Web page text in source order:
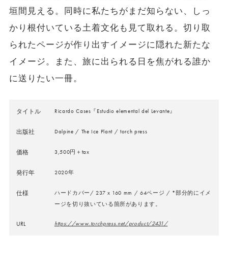
垣間見える。同時に私たちがまだ知らない、しっ
かり根付いている土着文化も見て取れる。切り取
られたページが作り出すイメージに隠れた新たな
イメージ。また、旅に出られる日を焦がれる誰か
に送りたい一冊。
タイトル Ricardo Cases『Estudio elemental del Levante』
出版社 Dalpine / The Ice Plant / torch press
価格 3,500円＋tax
発行年 2020年
仕様
ハードカバー/ 237 x 160 mm / 64ページ / *部分的にイメ
ージを切り抜いている箇所があります。
URL https://www.torchpress.net/product/2431/